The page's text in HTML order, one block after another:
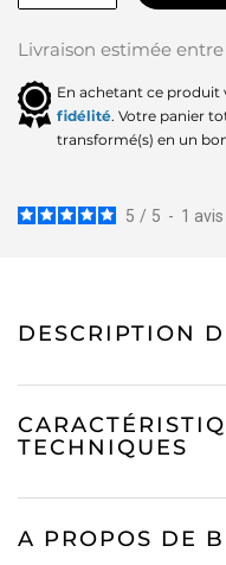
Livraison estimée
En achetant ce produit
fidélité. Votre panier
transformé(s) en un
5 / 5 - 1 avis
DESCRIPTION
TECHNIQUES
A PROPOS DE